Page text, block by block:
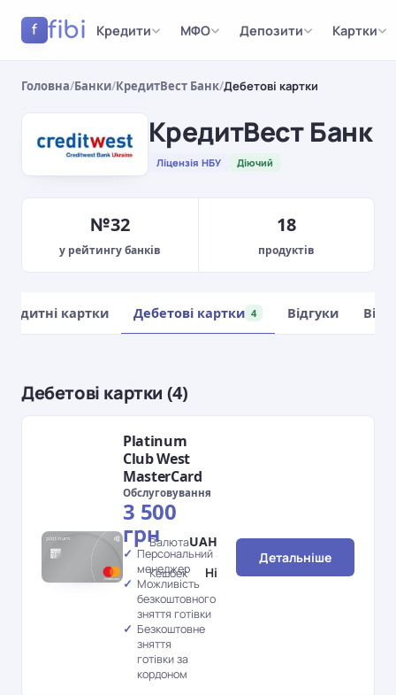
f fibi Кредити МФО Депозити Картки
Головна/Банки/КредитВест Банк/Дебетові картки
КредитВест Банк
Ліцензія НБУ Діючий
№32
у рейтингу банків
18
продуктів
картки Дебетові картки 4 Відгуки
Дебетові картки (4)
Platinum
Club West
MasterCard
Обслуговування
3 500
грн
Персональний
менеджер
Можливість
безкоштовного
зняття готівки
Безкоштовне
зняття
готівки за
кордоном
ВалютаUAH
Кешбек Ні
Детальніше